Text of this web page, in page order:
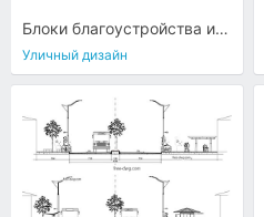
Блоки благоустройства и озеленения
Уличный дизайн